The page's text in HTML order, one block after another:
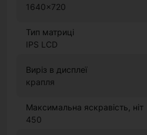
1640x720
Тип матриці
IPS LCD
Виріз в дисплеї
крапля
Максимальна яскравість, ніт
450